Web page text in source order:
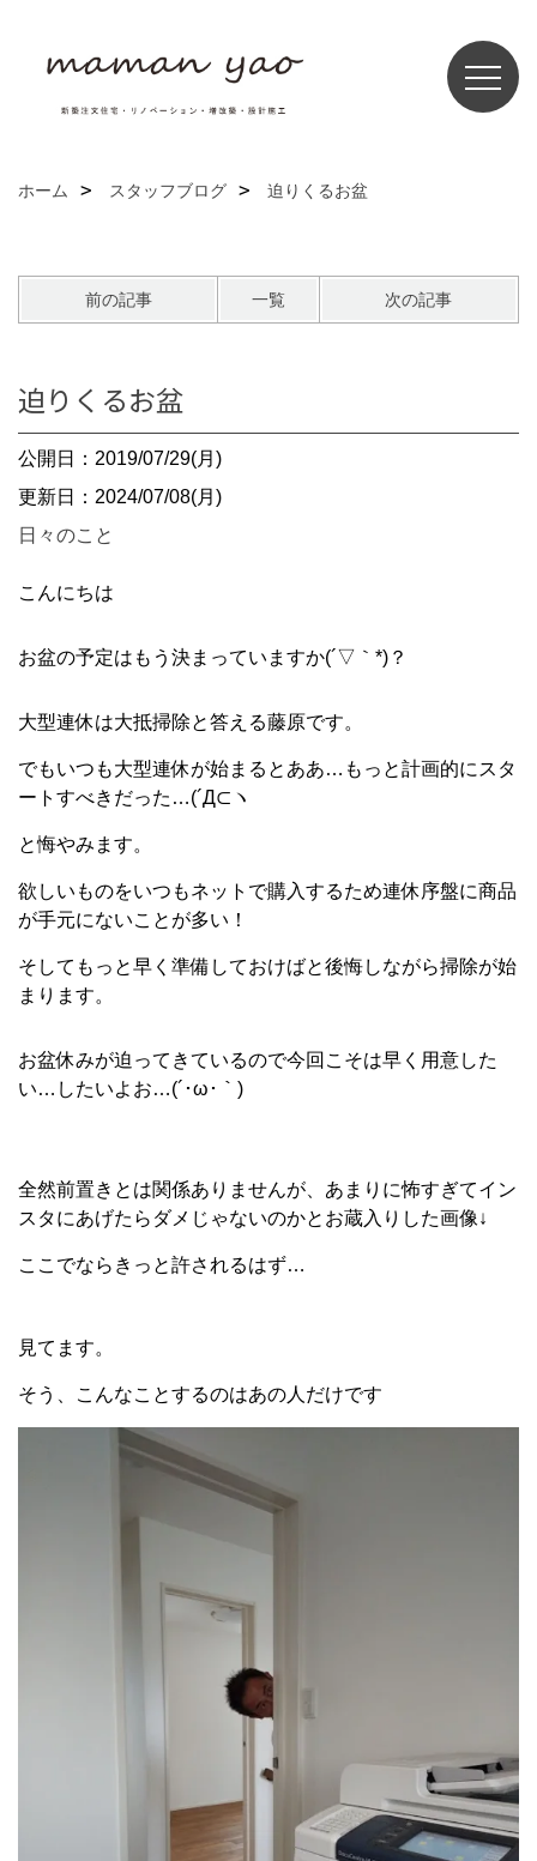
ホーム スタッフブログ 迫りくるお盆
前の記事 一覧 次の記事
迫りくるお盆
公開日：2019/07/29(月)
更新日：2024/07/08(月)
日々のこと
こんにちは
お盆の予定はもう決まっていますか(´▽｀*)？
大型連休は大抵掃除と答える藤原です。
でもいつも大型連休が始まるとああ…もっと計画的にスタ
ートすべきだった…(´Д⊂ヽ
と悔やみます。
欲しいものをいつもネットで購入するため連休序盤に商品
が手元にないことが多い！
そしてもっと早く準備しておけばと後悔しながら掃除が始
まります。
お盆休みが迫ってきているので今回こそは早く用意した
い…したいよお…(´･ω･｀)
全然前置きとは関係ありませんが、あまりに怖すぎてイン
スタにあげたらダメじゃないのかとお蔵入りした画像↓
ここでならきっと許されるはず…
見てます。
そう、こんなことするのはあの人だけです